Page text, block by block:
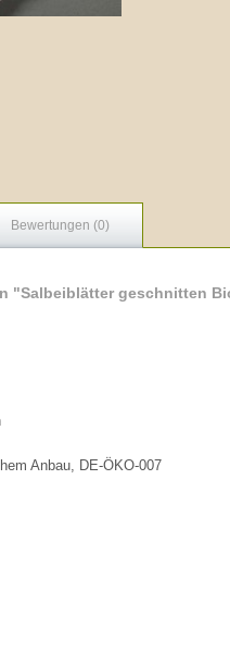
Bewertungen (0)
"Salbeiblätter geschnitten
Anbau, DE-ÖKO-007